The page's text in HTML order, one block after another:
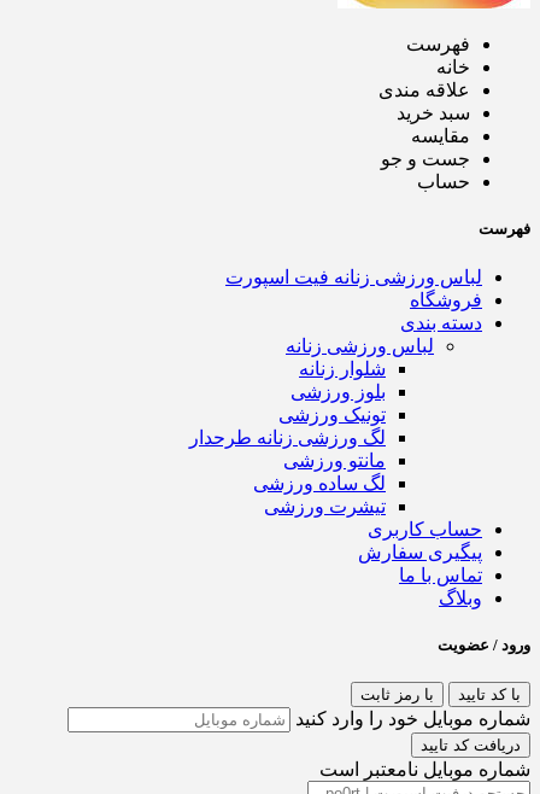
فهرست
خانه
علاقه مندی
سبد خرید
مقایسه
جست و جو
حساب
فهرست
لباس ورزشی زنانه فیت اسپورت
فروشگاه
دسته بندی
لباس ورزشی زنانه
شلوار زنانه
بلوز ورزشی
تونیک ورزشی
لگ ورزشی زنانه طرحدار
مانتو ورزشی
لگ ساده ورزشی
تیشرت ورزشی
حساب کاربری
پیگیری سفارش
تماس با ما
وبلاگ
ورود / عضویت
با کد تایید با رمز ثابت
شماره موبایل خود را وارد کنید
دریافت کد تایید
شماره موبایل نامعتبر است